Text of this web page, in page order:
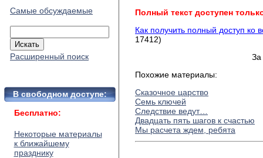
Самые обсуждаемые
Расширенный поиск
В свободном доступе:
Бесплатно:
Некоторые материалы
к ближайшему
празднику
Полный текст доступен
Как получить полный доступ ко
17412)
За
Похожие материалы:
Сказочное царство
Семь ключей
Следствие ведут…
Двадцать пять шагов к счастью
Мы расчета ждем, ребята